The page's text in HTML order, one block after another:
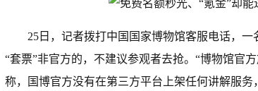
25日，记者拨打中国国家博物馆客服电话，
“套票”非官方的，不建议参观者去抢。“博物馆官
称，国博官方没有在第三方平台上架任何讲解服